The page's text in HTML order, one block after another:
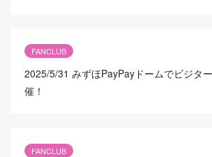
FANCLUB
2025/5/31 みずほPayPayドームでビジタ
催！
FANCLUB